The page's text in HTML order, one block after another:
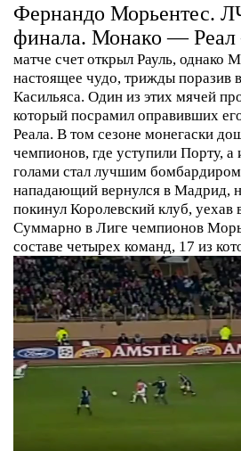
Фернандо Морьентес.
финала. Монако —
матче счет открыл Рауль, однако
настоящее чудо, трижды поразив
Касильяса. Один из этих мячей
который посрамил оправивших
Реала. В том сезоне монегаски
чемпионов, где уступили Порту, а
голами стал лучшим
нападающий вернулся в Мадрид,
покинул Королевский клуб, уехав
Суммарно в Лиге чемпионов
составе четырех команд, 17 из